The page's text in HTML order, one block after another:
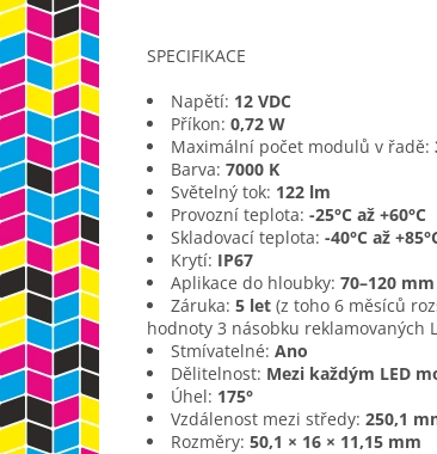
SPECIFIKACE
Napětí: 12 VDC
Příkon: 0,72 W
Maximální počet modulů v řadě:
Barva: 7000 K
Světelný tok: 122 lm
Provozní teplota: -25°C až +60°C
Skladovací teplota: -40°C až
Krytí: IP67
Aplikace do hloubky: 70–120 mm
Záruka: 5 let (z toho 6 měsíců
hodnoty 3 násobku reklamovaných
Stmívatelné: Ano
Dělitelnost: Mezi každým LED
Úhel: 175°
Vzdálenost mezi středy: 250,1
Rozměry: 50,1 × 16 × 11,15 mm